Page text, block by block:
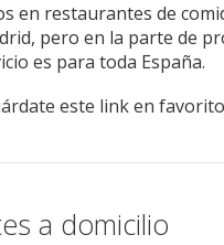
en restaurantes de
pero en la parte de
es para toda España.
este link en
a domicilio